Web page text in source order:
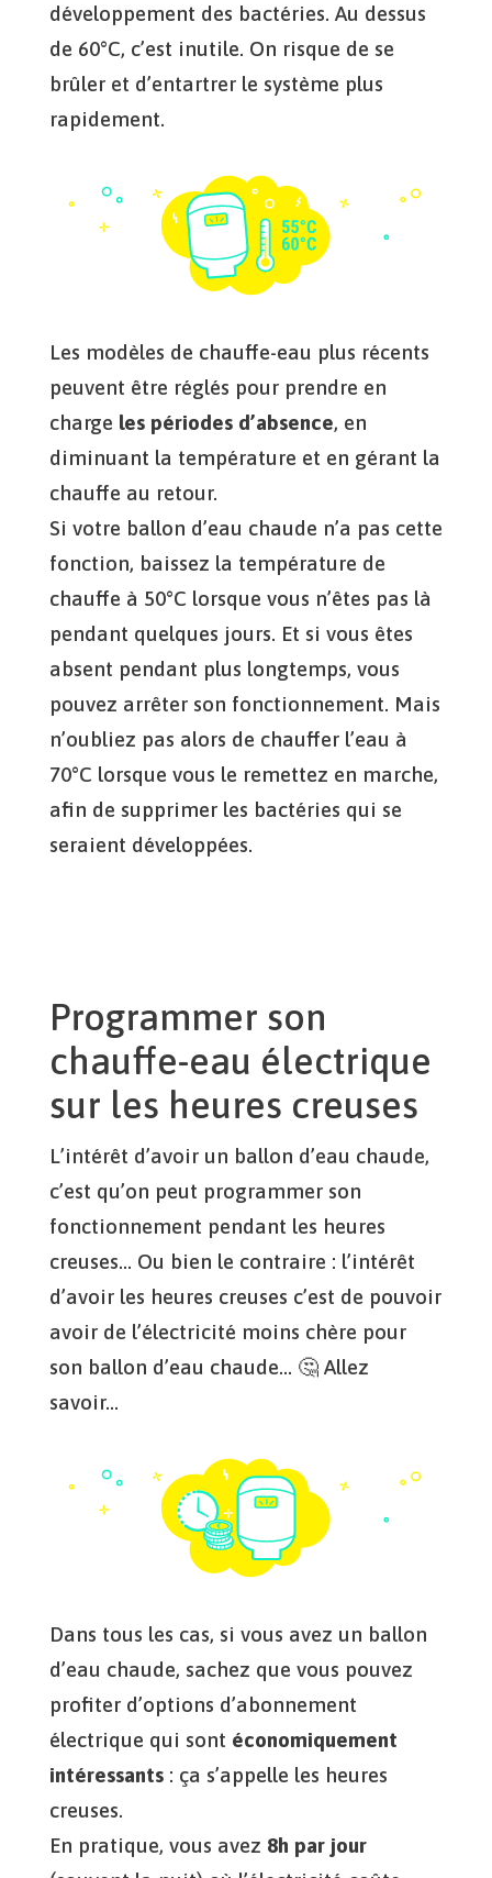
développement des bactéries. Au dessus
de 60°C, c’est inutile. On risque de se
brûler et d’entartrer le système plus
rapidement.
Les modèles de chauffe-eau plus récents
peuvent être réglés pour prendre en
charge les périodes d’absence, en
diminuant la température et en gérant la
chauffe au retour.
Si votre ballon d’eau chaude n’a pas cette
fonction, baissez la température de
chauffe à 50°C lorsque vous n’êtes pas là
pendant quelques jours. Et si vous êtes
absent pendant plus longtemps, vous
pouvez arrêter son fonctionnement. Mais
n’oubliez pas alors de chauffer l’eau à
70°C lorsque vous le remettez en marche,
afin de supprimer les bactéries qui se
seraient développées.
Programmer son
chauffe-eau électrique
sur les heures creuses
L’intérêt d’avoir un ballon d’eau chaude,
c’est qu’on peut programmer son
fonctionnement pendant les heures
creuses… Ou bien le contraire : l’intérêt
d’avoir les heures creuses c’est de pouvoir
avoir de l’électricité moins chère pour
son ballon d’eau chaude… 🤔 Allez
savoir…
Dans tous les cas, si vous avez un ballon
d’eau chaude, sachez que vous pouvez
profiter d’options d’abonnement
électrique qui sont économiquement
intéressants: ça s’appelle les heures
creuses.
En pratique, vous avez 8h par jour